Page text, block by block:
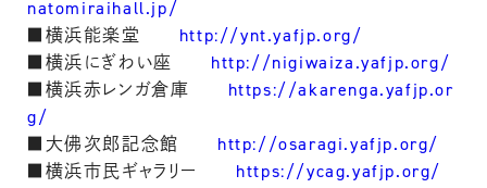
natomiraihall.jp/
■横浜能楽堂 http://ynt.yafjp.org/
■横浜にぎわい座 http://nigiwaiza.yafjp.org/
■横浜赤レンガ倉庫 https://akarenga.yafjp.or
g/
■大佛次郎記念館 http://osaragi.yafjp.org/
■横浜市民ギャラリー https://ycag.yafjp.org/